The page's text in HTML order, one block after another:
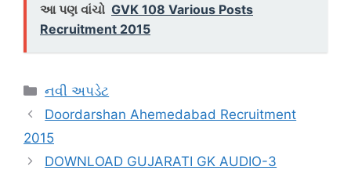
આ પણ વાંચો GVK 108 Various Posts
Recruitment 2015
Categories
નવી અપડેટ
Doordarshan Ahemedabad Recruitment
2015
DOWNLOAD GUJARATI GK AUDIO-3